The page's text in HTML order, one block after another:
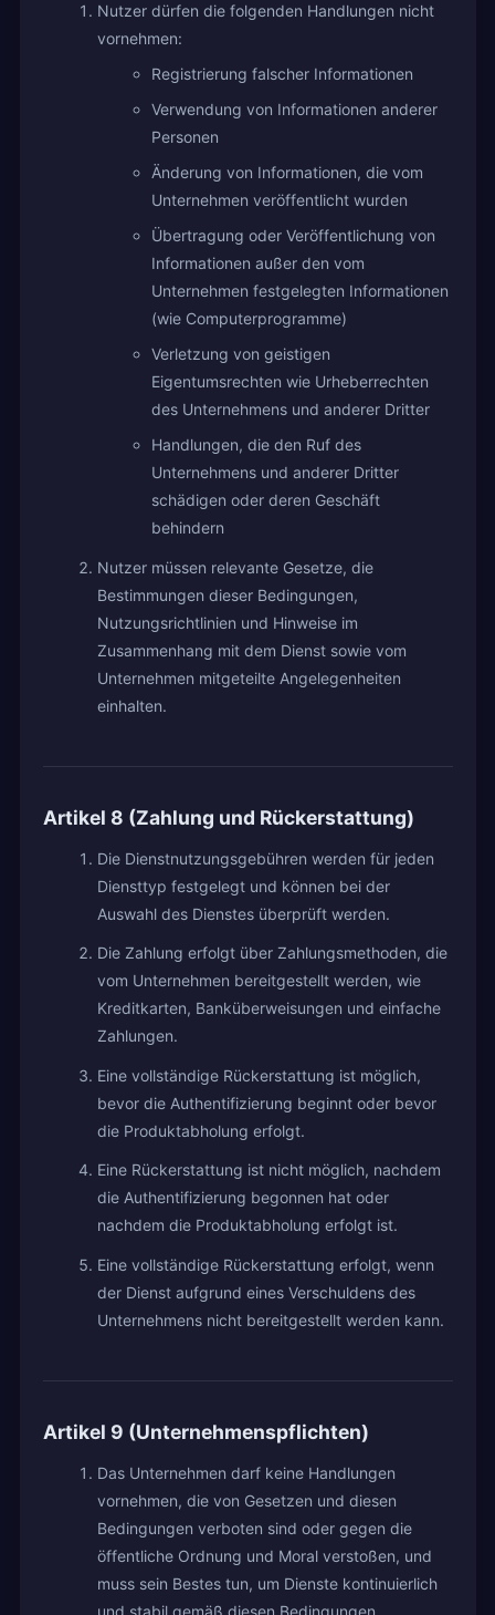
Nutzer dürfen die folgenden Handlungen nicht
vornehmen:
Registrierung falscher Informationen
Verwendung von Informationen anderer
Personen
Änderung von Informationen, die vom
Unternehmen veröffentlicht wurden
Übertragung oder Veröffentlichung von
Informationen außer den vom
Unternehmen festgelegten Informationen
(wie Computerprogramme)
Verletzung von geistigen
Eigentumsrechten wie Urheberrechten
des Unternehmens und anderer Dritter
Handlungen, die den Ruf des
Unternehmens und anderer Dritter
schädigen oder deren Geschäft
behindern
Nutzer müssen relevante Gesetze, die
Bestimmungen dieser Bedingungen,
Nutzungsrichtlinien und Hinweise im
Zusammenhang mit dem Dienst sowie vom
Unternehmen mitgeteilte Angelegenheiten
einhalten.
Artikel 8 (Zahlung und Rückerstattung)
Die Dienstnutzungsgebühren werden für jeden
Diensttyp festgelegt und können bei der
Auswahl des Dienstes überprüft werden.
Die Zahlung erfolgt über Zahlungsmethoden, die
vom Unternehmen bereitgestellt werden, wie
Kreditkarten, Banküberweisungen und einfache
Zahlungen.
Eine vollständige Rückerstattung ist möglich,
bevor die Authentifizierung beginnt oder bevor
die Produktabholung erfolgt.
Eine Rückerstattung ist nicht möglich, nachdem
die Authentifizierung begonnen hat oder
nachdem die Produktabholung erfolgt ist.
Eine vollständige Rückerstattung erfolgt, wenn
der Dienst aufgrund eines Verschuldens des
Unternehmens nicht bereitgestellt werden kann.
Artikel 9 (Unternehmenspflichten)
Das Unternehmen darf keine Handlungen
vornehmen, die von Gesetzen und diesen
Bedingungen verboten sind oder gegen die
öffentliche Ordnung und Moral verstoßen, und
muss sein Bestes tun, um Dienste kontinuierlich
und stabil gemäß diesen Bedingungen